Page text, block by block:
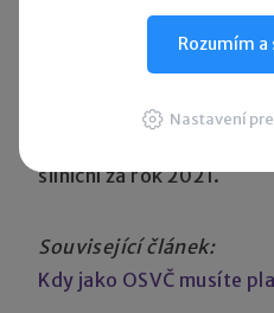
a listopad).
Více informací k silniční
silniční za rok 2021.
Související článek:
Kdy jako OSVČ musíte
Rozumím a
Nastavení